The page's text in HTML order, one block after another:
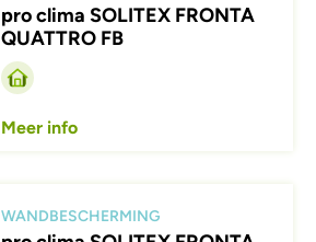
pro clima SOLITEX FRONTA
QUATTRO FB
Meer info
WANDBESCHERMING